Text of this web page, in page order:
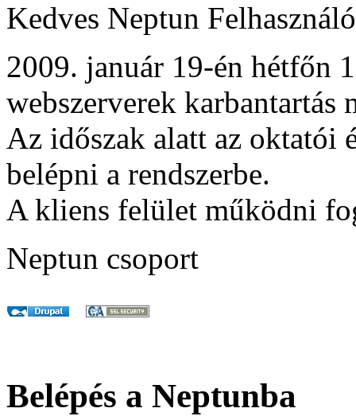
Kedves Neptun
2009. január 19-én hétfőn
webszerverek karbantartás
Az időszak alatt az oktatói
belépni a rendszerbe.
A kliens felület működni
Neptun csoport
Belépés a Neptunba